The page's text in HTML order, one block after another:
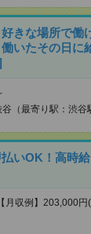
きな場所で働
いたその日に
（最寄り駅：渋谷
いOK！高時
収例】203,000円